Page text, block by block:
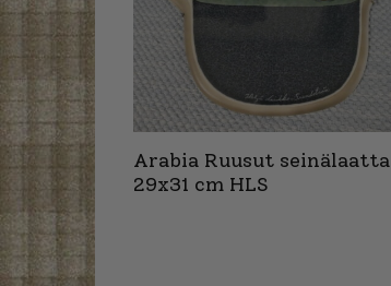
Arabia Ruusut seinälaatta
29x31 cm HLS